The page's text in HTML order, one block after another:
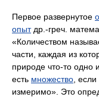
Первое развернутое
опытдр.-греч.
«Количеством
части, каждая из
природе что-то одно
есть множество ,
измеримо». Это